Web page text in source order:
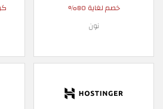
خصم لغاية 80%
نون